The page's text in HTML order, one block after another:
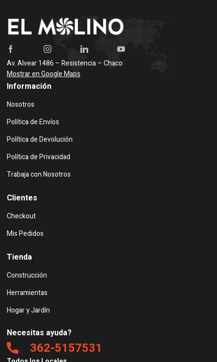
Av. Alvear 1486 – Resistencia – Chaco
Mostrar en Google Maps
Información
Nosotros
Política de Envíos
Política de Devolución
Política de Privacidad
Trabaja con Nosotros
Clientes
Checkout
Mis Pedidos
Tienda
Construcción
Herramientas
Hogar y Jardín
Necesitas ayuda?
362-5157531